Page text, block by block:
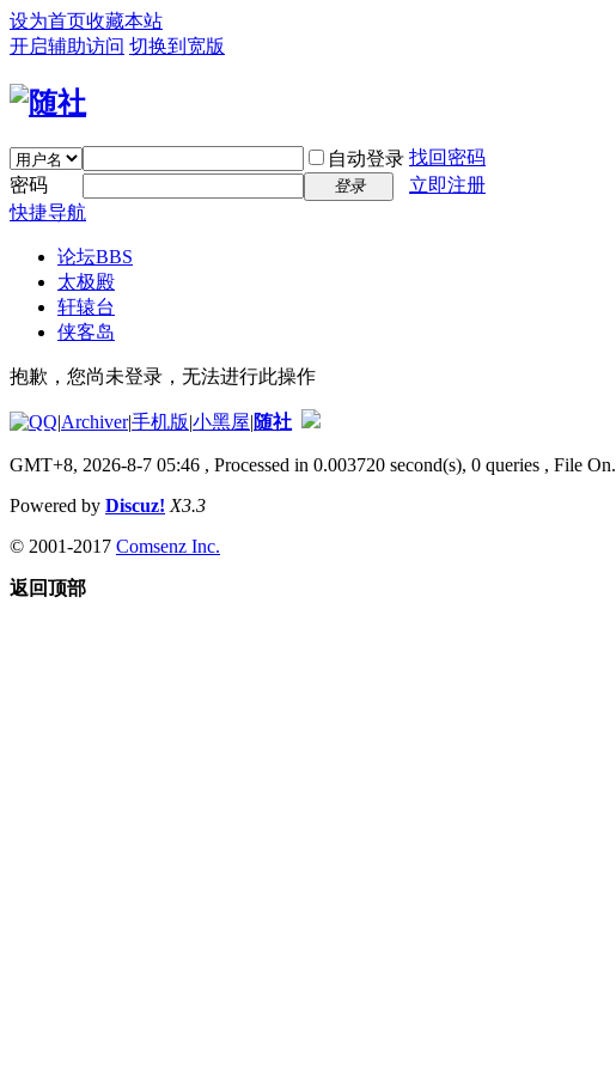
设为首页收藏本站
开启辅助访问 切换到宽版
自动登录 找回密码
密码
登录
立即注册
快捷导航
论坛BBS
太极殿
轩辕台
侠客岛
抱歉，您尚未登录，无法进行此操作
|Archiver|手机版|小黑屋|随社
GMT+8, 2026-8-7 05:46 , Processed in 0.003720 second(s), 0 queries , File On.
Powered by Discuz! X3.3
© 2001-2017 Comsenz Inc.
返回顶部